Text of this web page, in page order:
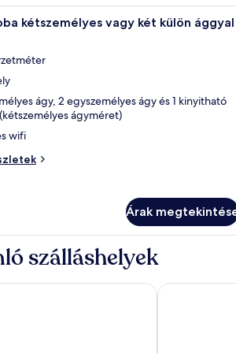
Deluxe szoba kétszemélyes
kétszemélyes vagy két külön ággyal
ágy, 2 egyszemélyes ágy és 1 kinyitható
ágyméret)
wifi
Árak
szálláshelyek
Old Town - MAG Quaint & Elegant
Pellegrini